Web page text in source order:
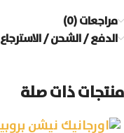
مراجعات (0)
الدفع / الشحن / الاسترجاع
منتجات ذات صلة